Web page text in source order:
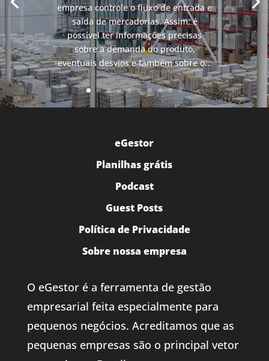
empresa controle o fluxo de entrada e
saída de mercadorias. Assim, é
possível ter informações precisas
sobre a demanda do produto,
eventuais desvios e também sobre o...
eGestor
Planilhas grátis
Podcast
Guest Posts
Política de Privacidade
Sobre nossa empresa
O eGestor é a ferramenta de gestão
empresarial feita especialmente para
pequenos negócios. Acreditamos que as
pequenas empresas são o principal vetor